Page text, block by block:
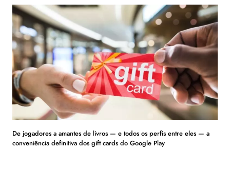
De jogadores a amantes de livros — e todos os perfis entre eles — a
conveniência definitiva dos gift cards do Google Play